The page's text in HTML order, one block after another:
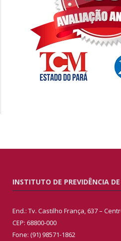
INSTITUTO DE PREVIDÊNCIA DE
End.: Tv. Castilho França, 637 –
CEP: 68800-000
Fone: (91) 98571-1862